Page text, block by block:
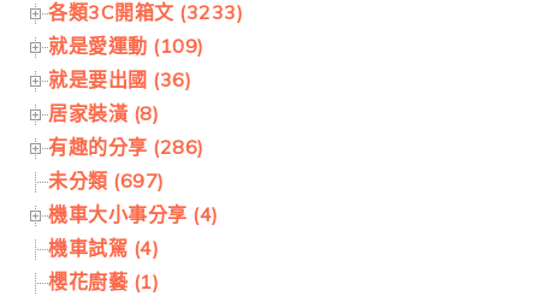
各類3C開箱文 (3233)
就是愛運動 (109)
就是要出國 (36)
居家裝潢 (8)
有趣的分享 (286)
未分類 (697)
機車大小事分享 (4)
機車試駕 (4)
櫻花廚藝 (1)